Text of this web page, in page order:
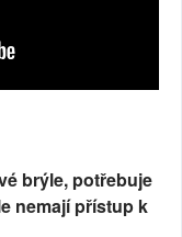
brýle, potřebuje
nemají přístup k